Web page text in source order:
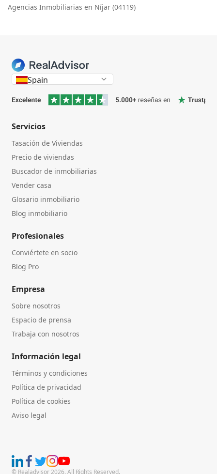
Agencias Inmobiliarias en Níjar (04119)
Spain
Servicios
Tasación de Viviendas
Precio de viviendas
Buscador de inmobiliarias
Vender casa
Glosario inmobiliario
Blog inmobiliario
Profesionales
Conviértete en socio
Blog Pro
Empresa
Sobre nosotros
Espacio de prensa
Trabaja con nosotros
Información legal
Términos y condiciones
Política de privacidad
Política de cookies
Aviso legal
© Realadvisor 2026. All Rights Reserved.